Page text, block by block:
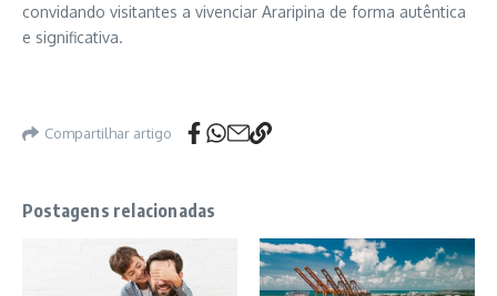
convidando visitantes a vivenciar Araripina de forma autêntica
e significativa.
Compartilhar artigo
Postagens relacionadas